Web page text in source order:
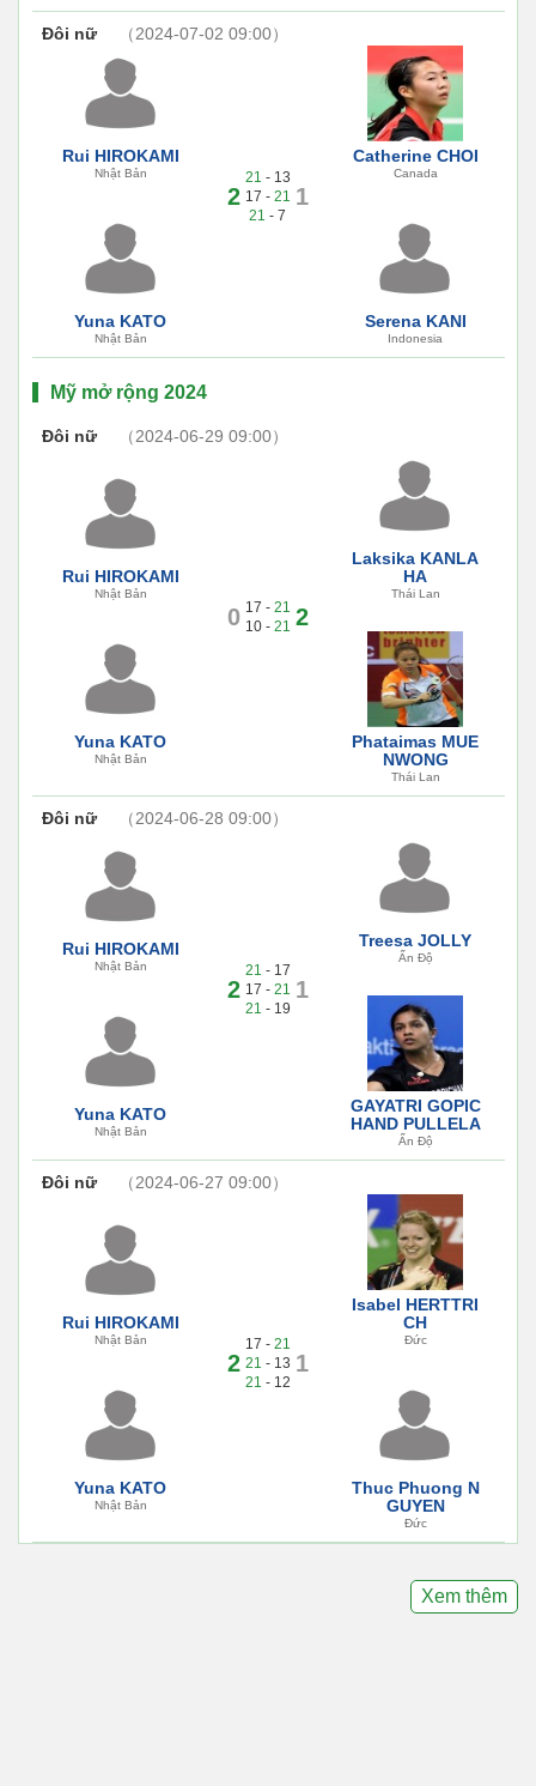
Đôi nữ （2024-07-02 09:00）
Rui HIROKAMI
Nhật Bản
Yuna KATO
Nhật Bản
2
21 - 13
17 - 21
21 - 7
1
Catherine CHOI
Canada
Serena KANI
Indonesia
Mỹ mở rộng 2024
Đôi nữ （2024-06-29 09:00）
Rui HIROKAMI
Nhật Bản
Yuna KATO
Nhật Bản
0 17 - 21
10 - 21 2
Laksika KANLA
HA
Thái Lan
Phataimas MUE
NWONG
Thái Lan
Đôi nữ （2024-06-28 09:00）
Rui HIROKAMI
Nhật Bản
Yuna KATO
Nhật Bản
2
21 - 17
17 - 21
21 - 19
1
Treesa JOLLY
Ấn Độ
GAYATRI GOPIC
HAND PULLELA
Ấn Độ
Đôi nữ （2024-06-27 09:00）
Rui HIROKAMI
Nhật Bản
Yuna KATO
Nhật Bản
2
17 - 21
21 - 13
21 - 12
1
Isabel HERTTRI
CH
Đức
Thuc Phuong N
GUYEN
Đức
Xem thêm